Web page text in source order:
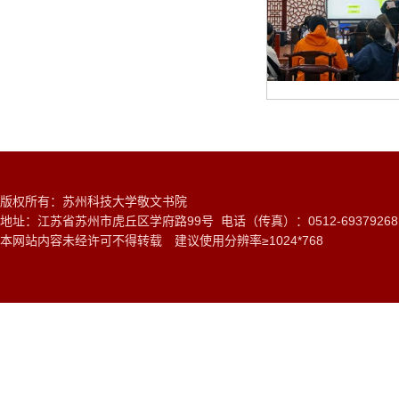
版权所有：苏州科技大学敬文书院
地址：江苏省苏州市虎丘区学府路99号 电话（传真）：0512-
本网站内容未经许可不得转载 建议使用分辨率≥1024*768